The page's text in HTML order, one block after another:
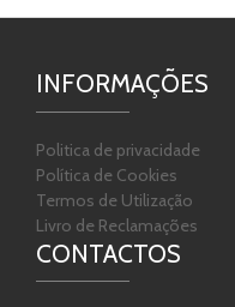
INFORMAÇÕES
Politica de privacidade
Política de Cookies
Termos de Utilização
Livro de Reclamações
CONTACTOS